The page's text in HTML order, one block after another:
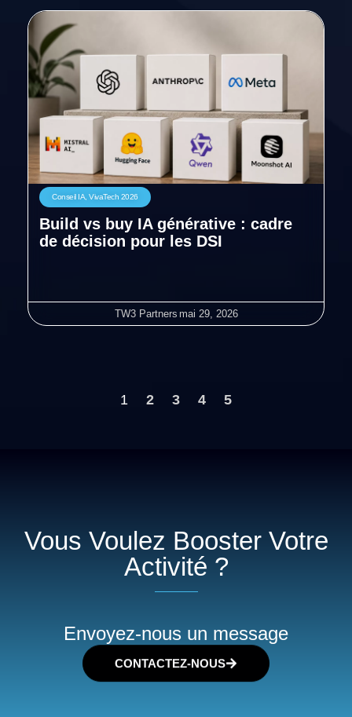
Conseil IA, VivaTech 2026
Build vs buy IA générative : cadre
de décision pour les DSI
TW3 Partners mai 29, 2026
1 2 3 4 5
Vous Voulez Booster Votre
Activité ?
Envoyez-nous un message
CONTACTEZ-NOUS